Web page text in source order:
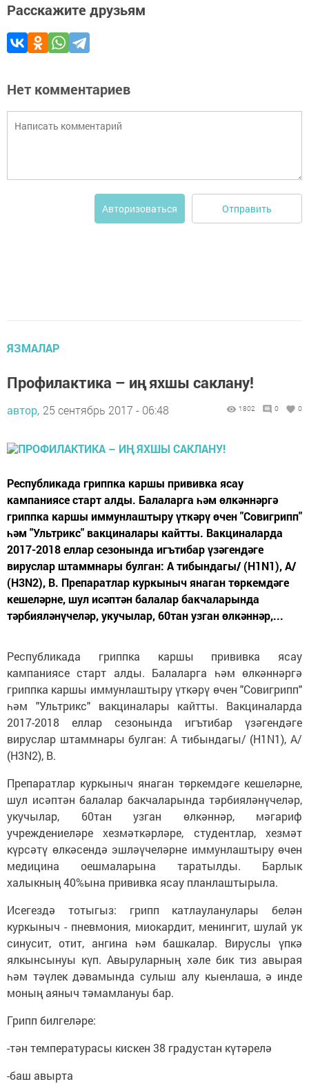
Расскажите друзьям
Нет комментариев
Авторизоваться Отправить
ЯЗМАЛАР
Профилактика – иң яхшы саклану!
автор, 25 сентябрь 2017 - 06:48 1802 0 0
Республикада гриппка каршы прививка ясау
кампаниясе старт алды. Балаларга һәм өлкәннәргә
гриппка каршы иммунлаштыру үткәрү өчен "Совигрипп"
һәм "Ультрикс" вакциналары кайтты. Вакциналарда
2017-2018 еллар сезонында игътибар үзәгендәге
вируслар штаммнары булган: А тибындагы/ (Н1N1), А/
(Н3N2), В. Препаратлар куркыныч янаган төркемдәге
кешеләрне, шул исәптән балалар бакчаларында
тәрбияләнүчеләр, укучылар, 60тан узган өлкәннәр,...
Республикада гриппка каршы прививка ясау
кампаниясе старт алды. Балаларга һәм өлкәннәргә
гриппка каршы иммунлаштыру үткәрү өчен "Совигрипп"
һәм "Ультрикс" вакциналары кайтты. Вакциналарда
2017-2018 еллар сезонында игътибар үзәгендәге
вируслар штаммнары булган: А тибындагы/ (Н1N1), А/
(Н3N2), В.
Препаратлар куркыныч янаган төркемдәге кешеләрне,
шул исәптән балалар бакчаларында тәрбияләнүчеләр,
укучылар, 60тан узган өлкәннәр, мәгариф
учреждениеләре хезмәткәрләре, студентлар, хезмәт
күрсәтү өлкәсендә эшләүчеләрне иммунлаштыру өчен
медицина оешмаларына таратылды. Барлык
халыкның 40%ына прививка ясау планлаштырыла.
Исегездә тотыгыз: грипп катлауланулары белән
куркыныч - пневмония, миокардит, менингит, шулай ук
синусит, отит, ангина һәм башкалар. Вируслы үпкә
ялкынсынуы күп. Авыруларның хәле бик тиз авырая
һәм тәүлек дәвамында сулыш алу кыенлаша, ә инде
моның аяныч тәмамлануы бар.
Грипп билгеләре:
-тән температурасы кискен 38 градустан күтәрелә
-баш авырта